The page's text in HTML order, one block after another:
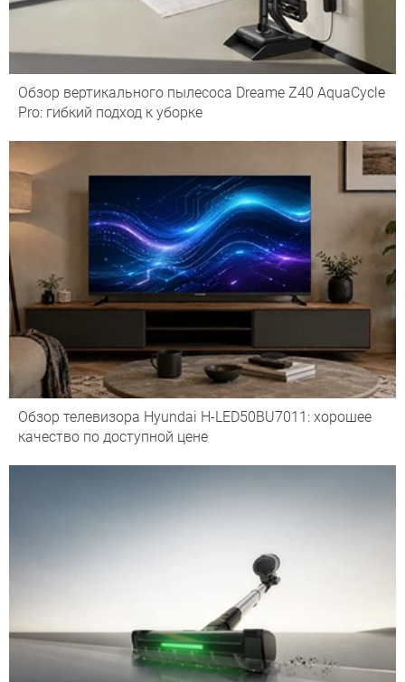
Обзор вертикального пылесоса Dreame Z40 AquaCycle
Pro: гибкий подход к уборке
Обзор телевизора Hyundai H-LED50BU7011: хорошее
качество по доступной цене